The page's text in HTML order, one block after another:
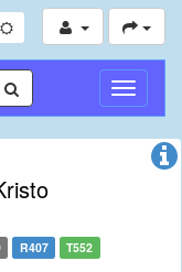
R407 T552